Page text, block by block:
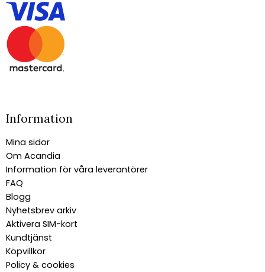
Information
Mina sidor
Om Acandia
Information för våra leverantörer
FAQ
Blogg
Nyhetsbrev arkiv
Aktivera SIM-kort
Kundtjänst
Köpvillkor
Policy & cookies